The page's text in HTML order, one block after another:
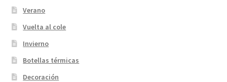
Verano
Vuelta al cole
Invierno
Botellas térmicas
Decoración